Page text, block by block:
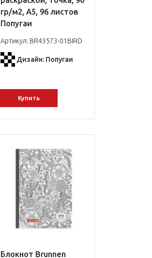
гр/м2, А5, 96 листов
Попугаи
Артикул: BR43573-01BIRD
Дизайн: Попугаи
Купить
Блокнот Brunnen